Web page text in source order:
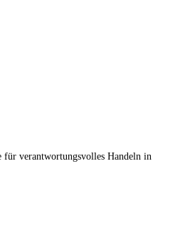
für verantwortungsvolles Handeln in